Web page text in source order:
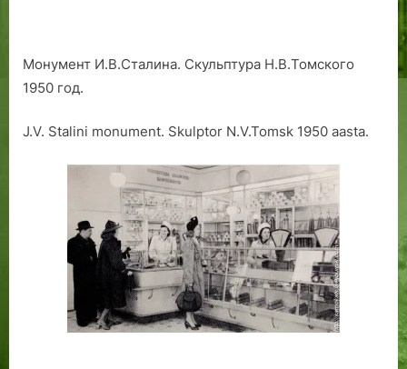
Монумент И.В.Сталина. Скульптура Н.В.Томского
1950 год.
J.V. Stalini monument. Skulptor N.V.Tomsk 1950 aasta.